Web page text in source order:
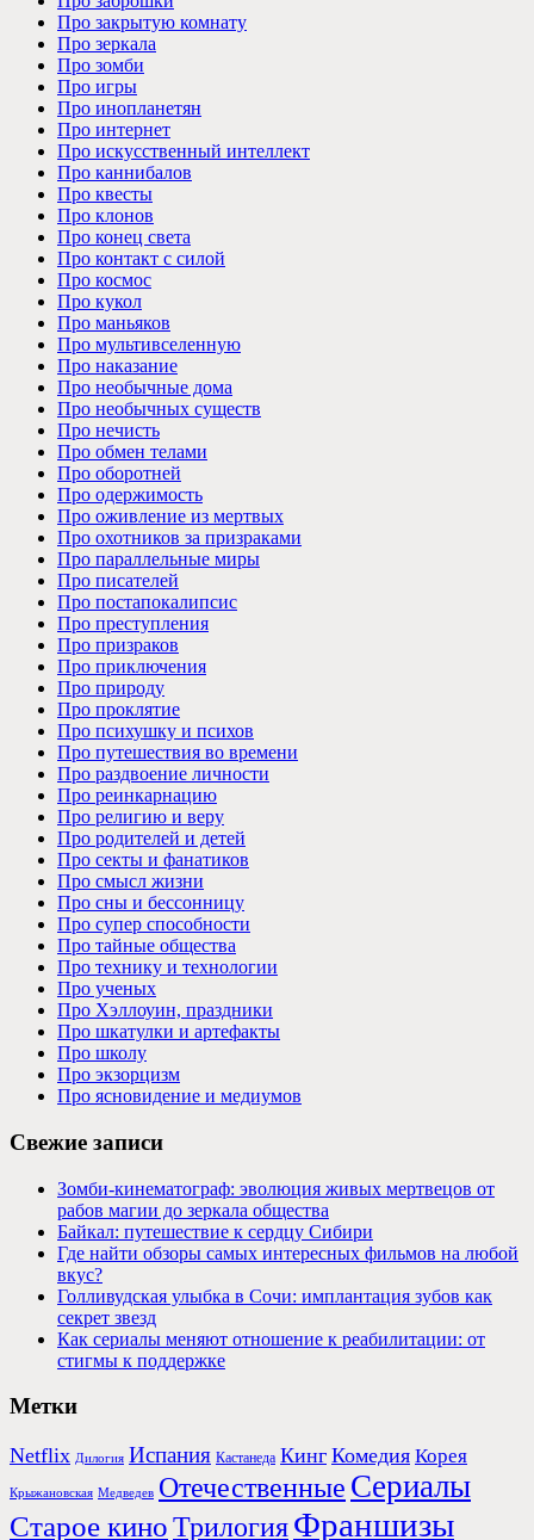
Про закрытую комнату
Про зеркала
Про зомби
Про игры
Про инопланетян
Про интернет
Про искусственный интеллект
Про каннибалов
Про квесты
Про клонов
Про конец света
Про контакт с силой
Про космос
Про кукол
Про маньяков
Про мультивселенную
Про наказание
Про необычные дома
Про необычных существ
Про нечисть
Про обмен телами
Про оборотней
Про одержимость
Про оживление из мертвых
Про охотников за призраками
Про параллельные миры
Про писателей
Про постапокалипсис
Про преступления
Про призраков
Про приключения
Про природу
Про проклятие
Про психушку и психов
Про путешествия во времени
Про раздвоение личности
Про реинкарнацию
Про религию и веру
Про родителей и детей
Про секты и фанатиков
Про смысл жизни
Про сны и бессонницу
Про супер способности
Про тайные общества
Про технику и технологии
Про ученых
Про Хэллоуин, праздники
Про шкатулки и артефакты
Про школу
Про экзорцизм
Про ясновидение и медиумов
Свежие записи
Зомби-кинематограф: эволюция живых мертвецов от
рабов магии до зеркала общества
Байкал: путешествие к сердцу Сибири
Где найти обзоры самых интересных фильмов на любой
вкус?
Голливудская улыбка в Сочи: имплантация зубов как
секрет звезд
Как сериалы меняют отношение к реабилитации: от
стигмы к поддержке
Метки
Netflix Дилогия Испания Кастанеда Кинг Комедия Корея
Крыжановская Медведев Отечественные Сериалы
Старое киноТрилогияФраншизы